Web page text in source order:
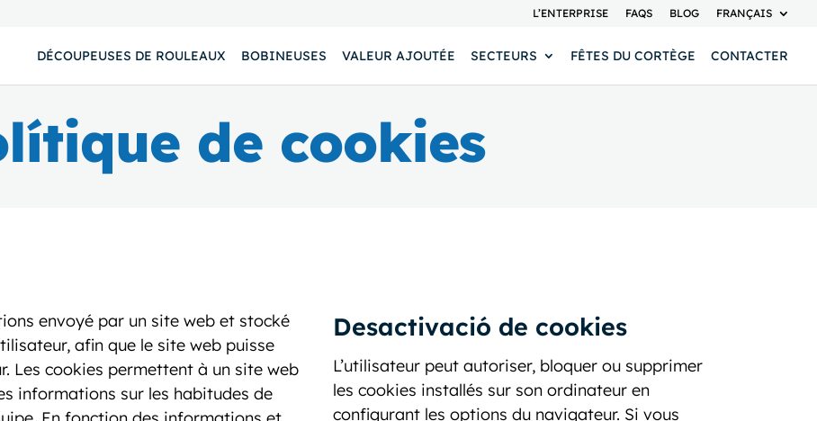
L’ENTERPRISE FAQS BLOG FRANÇAIS
DÉCOUPEUSES DE ROULEAUX BOBINEUSES VALEUR AJOUTÉE SECTEURS FÊTES DU CORTÈGE CONTACTER
de cookies
envoyé par un site web et stocké
afin que le site web puisse
Les cookies permettent à un site web
informations sur les habitudes de
Desactivació de cookies
L’utilisateur peut autoriser, bloquer ou supprimer
les cookies installés sur son ordinateur en
configurant les options du navigateur. Si vous